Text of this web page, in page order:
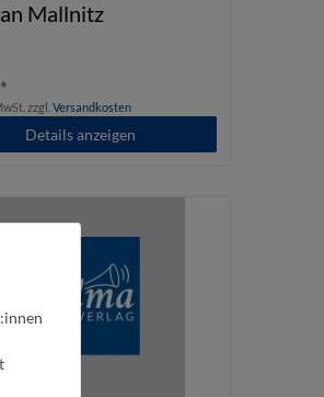
Mallnitz
zzgl.Versandkosten
Details anzeigen